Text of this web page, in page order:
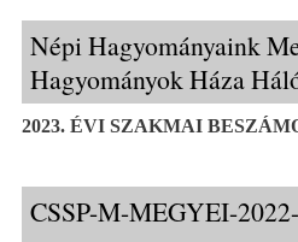
Népi Hagyományaink
Hagyományok Háza
2023. ÉVI SZAKMAI
CSSP-M-MEGYEI-